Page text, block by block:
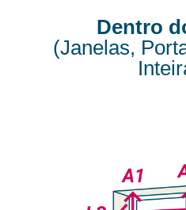
Dentro
(Janelas,